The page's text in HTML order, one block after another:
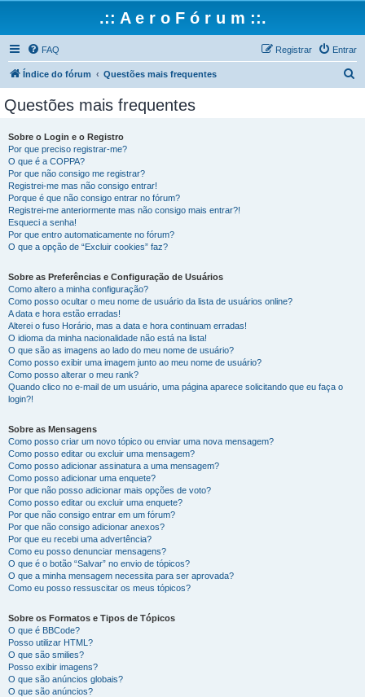
.:: A e r o F ó r u m ::.
FAQ Entrar
Registrar
Índice do fórum Questões mais frequentes
Questões mais frequentes
Sobre o Login e o Registro
Por que preciso registrar-me?
O que é a COPPA?
Por que não consigo me registrar?
Registrei-me mas não consigo entrar!
Porque é que não consigo entrar no fórum?
Registrei-me anteriormente mas não consigo mais entrar?!
Esqueci a senha!
Por que entro automaticamente no fórum?
O que a opção de “Excluir cookies” faz?
Sobre as Preferências e Configuração de Usuários
Como altero a minha configuração?
Como posso ocultar o meu nome de usuário da lista de usuários online?
A data e hora estão erradas!
Alterei o fuso Horário, mas a data e hora continuam erradas!
O idioma da minha nacionalidade não está na lista!
O que são as imagens ao lado do meu nome de usuário?
Como posso exibir uma imagem junto ao meu nome de usuário?
Como posso alterar o meu rank?
Quando clico no e-mail de um usuário, uma página aparece solicitando que eu faça o
login?!
Sobre as Mensagens
Como posso criar um novo tópico ou enviar uma nova mensagem?
Como posso editar ou excluir uma mensagem?
Como posso adicionar assinatura a uma mensagem?
Como posso adicionar uma enquete?
Por que não posso adicionar mais opções de voto?
Como posso editar ou excluir uma enquete?
Por que não consigo entrar em um fórum?
Por que não consigo adicionar anexos?
Por que eu recebi uma advertência?
Como eu posso denunciar mensagens?
O que é o botão “Salvar” no envio de tópicos?
O que a minha mensagem necessita para ser aprovada?
Como eu posso ressuscitar os meus tópicos?
Sobre os Formatos e Tipos de Tópicos
O que é BBCode?
Posso utilizar HTML?
O que são smilies?
Posso exibir imagens?
O que são anúncios globais?
O que são anúncios?